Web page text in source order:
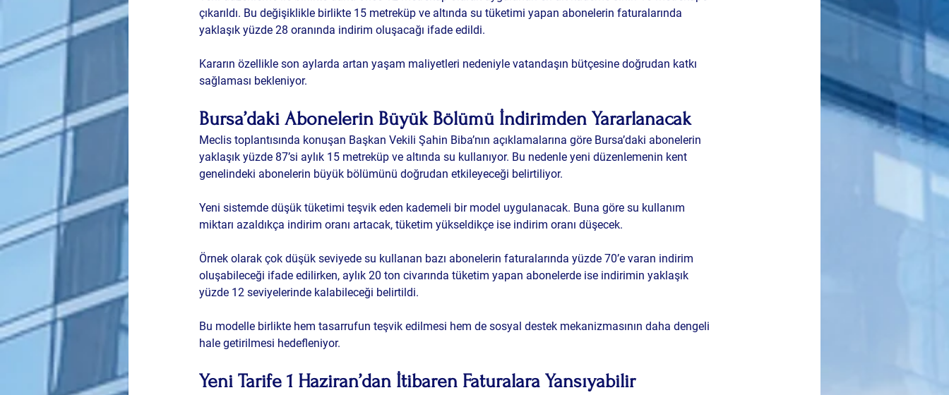
çıkarıldı. Bu değişiklikle birlikte 15 metreküp ve altında su tüketimi yapan abonelerin faturalarında
yaklaşık yüzde 28 oranında indirim oluşacağı ifade edildi.
Kararın özellikle son aylarda artan yaşam maliyetleri nedeniyle vatandaşın bütçesine doğrudan katkı
sağlaması bekleniyor.
Bursa’daki Abonelerin Büyük Bölümü İndirimden Yararlanacak
Meclis toplantısında konuşan Başkan Vekili Şahin Biba’nın açıklamalarına göre Bursa’daki abonelerin
yaklaşık yüzde 87’si aylık 15 metreküp ve altında su kullanıyor. Bu nedenle yeni düzenlemenin kent
genelindeki abonelerin büyük bölümünü doğrudan etkileyeceği belirtiliyor.
Yeni sistemde düşük tüketimi teşvik eden kademeli bir model uygulanacak. Buna göre su kullanım
miktarı azaldıkça indirim oranı artacak, tüketim yükseldikçe ise indirim oranı düşecek.
Örnek olarak çok düşük seviyede su kullanan bazı abonelerin faturalarında yüzde 70’e varan indirim
oluşabileceği ifade edilirken, aylık 20 ton civarında tüketim yapan abonelerde ise indirimin yaklaşık
yüzde 12 seviyelerinde kalabileceği belirtildi.
Bu modelle birlikte hem tasarrufun teşvik edilmesi hem de sosyal destek mekanizmasının daha dengeli
hale getirilmesi hedefleniyor.
Yeni Tarife 1 Haziran’dan İtibaren Faturalara Yansıyabilir